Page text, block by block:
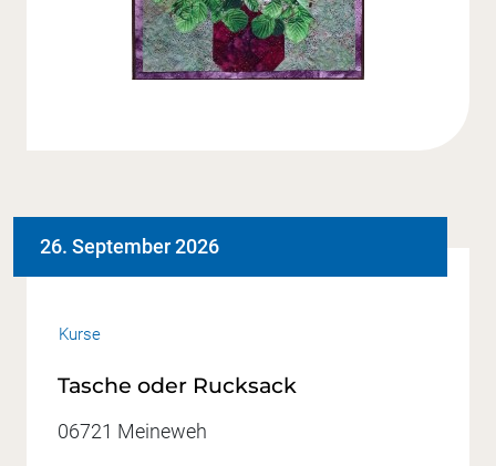
Kurse
26. September 2026
Tasche oder Rucksack
06721 Meineweh